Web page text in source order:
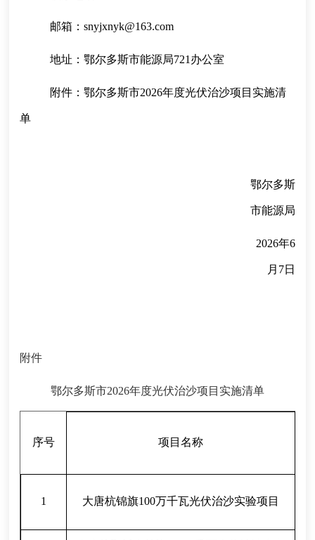
邮箱：snyjxnyk@163.com
地址：鄂尔多斯市能源局721办公室
附件：鄂尔多斯市2026年度光伏治沙项目实施清
单
鄂尔多斯
市能源局
2026年6
月7日
附件
鄂尔多斯市2026年度光伏治沙项目实施清单
序号 项目名称
1 大唐杭锦旗100万千瓦光伏治沙实验项目